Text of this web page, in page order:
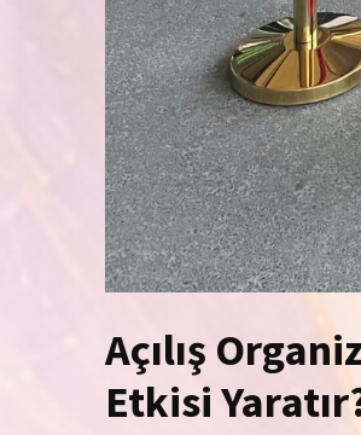
Açılış
Etkisi